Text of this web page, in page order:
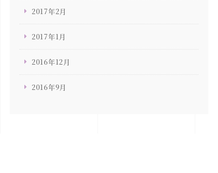
2017年2月
2017年1月
2016年12月
2016年9月